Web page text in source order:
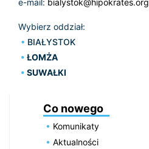
Wybierz oddział:
BIAŁYSTOK
ŁOMŻA
SUWAŁKI
Co nowego
Komunikaty
Aktualności